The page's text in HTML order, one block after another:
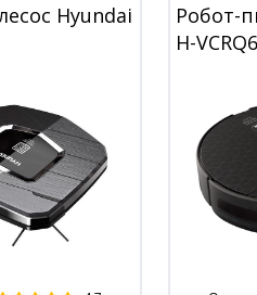
Hyundai
Робот-
H-